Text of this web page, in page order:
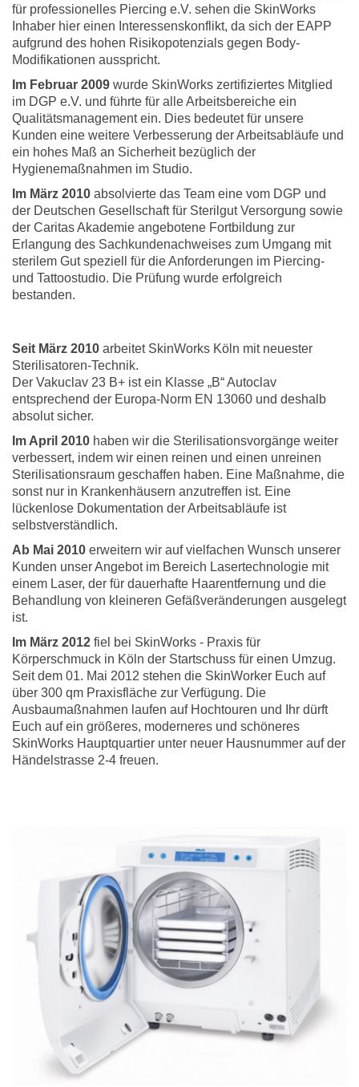
für professionelles Piercing e.V. sehen die SkinWorks
Inhaber hier einen Interessenskonflikt, da sich der EAPP
aufgrund des hohen Risikopotenzials gegen Body-
Modifikationen ausspricht.
Im Februar 2009 wurde SkinWorks zertifiziertes Mitglied
im DGP e.V. und führte für alle Arbeitsbereiche ein
Qualitätsmanagement ein. Dies bedeutet für unsere
Kunden eine weitere Verbesserung der Arbeitsabläufe und
ein hohes Maß an Sicherheit bezüglich der
Hygienemaßnahmen im Studio.
Im März 2010 absolvierte das Team eine vom DGP und
der Deutschen Gesellschaft für Sterilgut Versorgung sowie
der Caritas Akademie angebotene Fortbildung zur
Erlangung des Sachkundenachweises zum Umgang mit
sterilem Gut speziell für die Anforderungen im Piercing-
und Tattoostudio. Die Prüfung wurde erfolgreich
bestanden.
Seit März 2010 arbeitet SkinWorks Köln mit neuester
Sterilisatoren-Technik.
Der Vakuclav 23 B+ ist ein Klasse „B“ Autoclav
entsprechend der Europa-Norm EN 13060 und deshalb
absolut sicher.
Im April 2010 haben wir die Sterilisationsvorgänge weiter
verbessert, indem wir einen reinen und einen unreinen
Sterilisationsraum geschaffen haben. Eine Maßnahme, die
sonst nur in Krankenhäusern anzutreffen ist. Eine
lückenlose Dokumentation der Arbeitsabläufe ist
selbstverständlich.
Ab Mai 2010 erweitern wir auf vielfachen Wunsch unserer
Kunden unser Angebot im Bereich Lasertechnologie mit
einem Laser, der für dauerhafte Haarentfernung und die
Behandlung von kleineren Gefäßveränderungen ausgelegt
ist.
Im März 2012 fiel bei SkinWorks - Praxis für
Körperschmuck in Köln der Startschuss für einen Umzug.
Seit dem 01. Mai 2012 stehen die SkinWorker Euch auf
über 300 qm Praxisfläche zur Verfügung. Die
Ausbaumaßnahmen laufen auf Hochtouren und Ihr dürft
Euch auf ein größeres, moderneres und schöneres
SkinWorks Hauptquartier unter neuer Hausnummer auf der
Händelstrasse 2-4 freuen.